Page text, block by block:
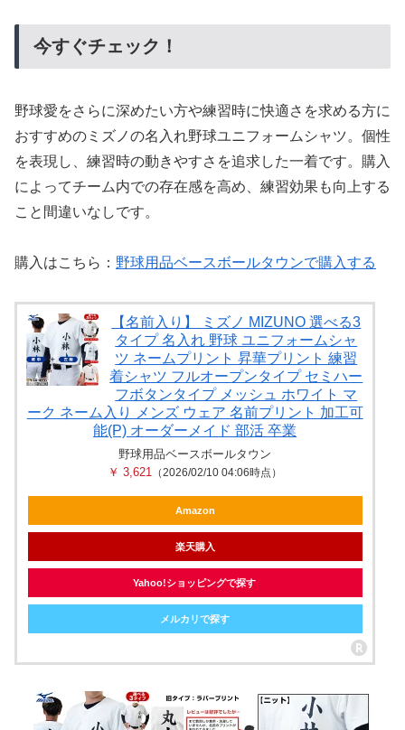
今すぐチェック！
野球愛をさらに深めたい方や練習時に快適さを求める方に
おすすめのミズノの名入れ野球ユニフォームシャツ。個性
を表現し、練習時の動きやすさを追求した一着です。購入
によってチーム内での存在感を高め、練習効果も向上する
こと間違いなしです。
購入はこちら： 野球用品ベースボールタウンで購入する
【名前入り】 ミズノ MIZUNO 選べる3
タイプ 名入れ 野球 ユニフォームシャ
ツ ネームプリント 昇華プリント 練習
着シャツ フルオープンタイプ セミハー
フボタンタイプ メッシュ ホワイト マ
ーク ネーム入り メンズ ウェア 名前プリント 加工可
能(P) オーダーメイド 部活 卒業
野球用品ベースボールタウン
￥ 3,621 （2026/02/10 04:06時点）
Amazon
楽天購入
Yahoo!ショッピングで探す
メルカリで探す